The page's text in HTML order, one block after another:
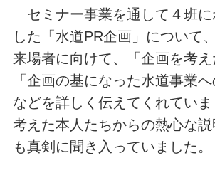
セミナー事業を通して４班に
した「水道PR企画」について
来場者に向けて、「企画を考
「企画の基になった水道事業へ
などを詳しく伝えてくれてい
考えた本人たちからの熱心な
も真剣に聞き入っていました。